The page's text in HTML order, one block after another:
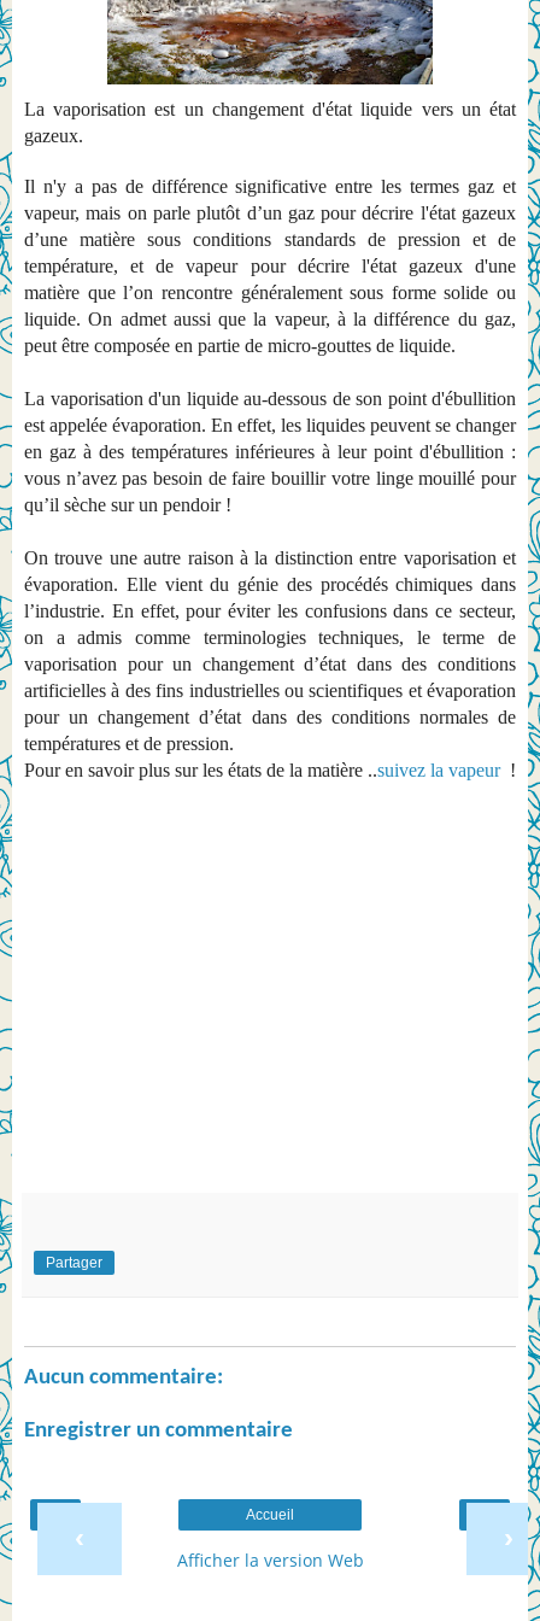
La vaporisation est un changement d'état liquide vers un état
gazeux.
Il n'y a pas de différence significative entre les termes gaz et
vapeur, mais on parle plutôt d’un gaz pour décrire l'état gazeux
d’une matière sous conditions standards de pression et de
température, et de vapeur pour décrire l'état gazeux d'une
matière que l’on rencontre généralement sous forme solide ou
liquide. On admet aussi que la vapeur, à la différence du gaz,
peut être composée en partie de micro-gouttes de liquide.
La vaporisation d'un liquide au-dessous de son point d'ébullition
est appelée évaporation. En effet, les liquides peuvent se changer
en gaz à des températures inférieures à leur point d'ébullition :
vous n’avez pas besoin de faire bouillir votre linge mouillé pour
qu’il sèche sur un pendoir !
On trouve une autre raison à la distinction entre vaporisation et
évaporation. Elle vient du génie des procédés chimiques dans
l’industrie. En effet, pour éviter les confusions dans ce secteur,
on a admis comme terminologies techniques, le terme de
vaporisation pour un changement d’état dans des conditions
artificielles à des fins industrielles ou scientifiques et évaporation
pour un changement d’état dans des conditions normales de
températures et de pression.
Pour en savoir plus sur les états de la matière ..suivez la vapeur!
Partager
Aucun commentaire:
Enregistrer un commentaire
‹ ›
Accueil
Afficher la version Web